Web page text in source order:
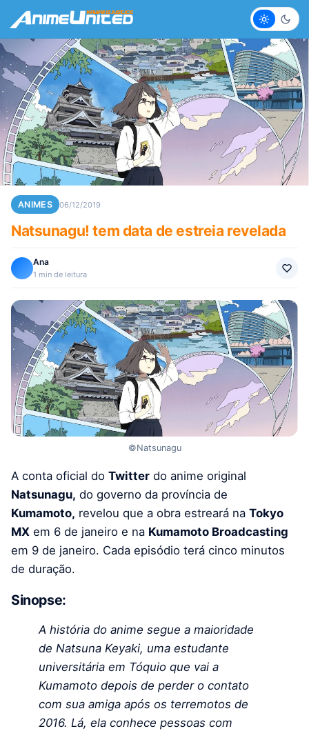
Claro
ANIMES 06/12/2019
Natsunagu! tem data de estreia revelada
Ana
1 min de leitura
©Natsunagu
A conta oficial do Twitter do anime original
Natsunagu, do governo da província de
Kumamoto, revelou que a obra estreará na Tokyo
MX em 6 de janeiro e na Kumamoto Broadcasting
em 9 de janeiro. Cada episódio terá cinco minutos
de duração.
Sinopse:
A história do anime segue a maioridade
de Natsuna Keyaki, uma estudante
universitária em Tóquio que vai a
Kumamoto depois de perder o contato
com sua amiga após os terremotos de
2016. Lá, ela conhece pessoas com